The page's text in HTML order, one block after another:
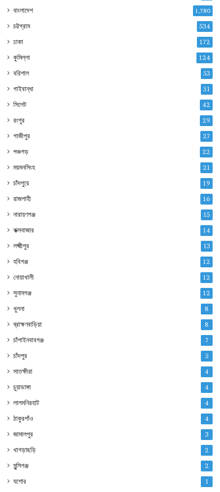
বাংলাদেশ 1,780
চট্টগ্রাম 534
ঢাকা 172
কুমিল্লা 124
বরিশাল 53
গাইবান্ধা 51
সিলেট 42
রংপুর 29
গাজীপুর 27
পঞ্চগড় 22
ময়মনসিংহ 21
চাঁদপুরে 19
রাজশাহী 16
নারায়ণগঞ্জ 15
কক্সবাজার 14
লক্ষ্মীপুর 13
হবিগঞ্জ 12
নোয়াখালী 12
সুনামগঞ্জ 12
খুলনা 8
ব্রাহ্মণবাড়িয়া 8
চাঁপাইনবাবগঞ্জ 7
চাঁদপুর 5
সাতক্ষীরা 4
চুয়াডাঙ্গা 4
লালমনিরহাট 4
ঠাকুরগাঁও 4
জামালপুর 3
খাগড়াছড়ি 2
মুন্সিগঞ্জ 2
যশোর 1